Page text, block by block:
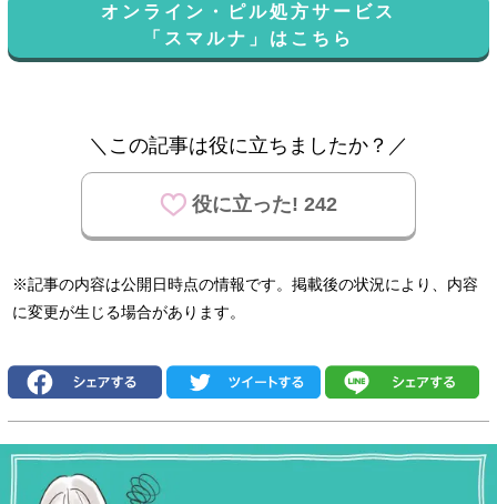
オンライン・ピル処方サービス
「スマルナ」はこちら
＼この記事は役に立ちましたか？／
役に立った! 242
※記事の内容は公開日時点の情報です。掲載後の状況により、内容
に変更が生じる場合があります。